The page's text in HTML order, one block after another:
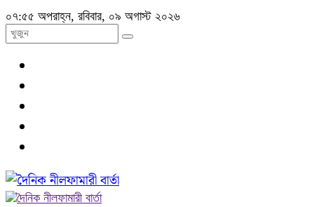
০৭:৫৫ অপরাহ্ন, রবিবার, ০৯ অগাস্ট ২০২৬